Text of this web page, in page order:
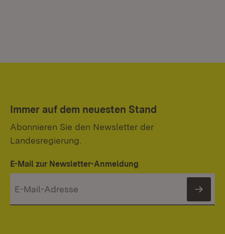
Immer auf dem neuesten Stand
Abonnieren Sie den Newsletter der
Landesregierung.
E-Mail zur Newsletter-Anmeldung